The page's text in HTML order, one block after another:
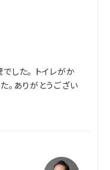
した。 トイレがか
。ありがとうござい